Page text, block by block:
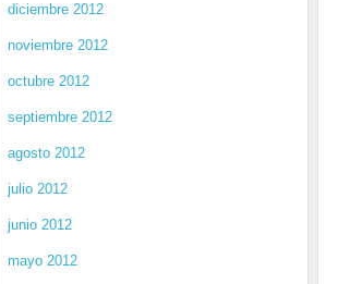
diciembre 2012
noviembre 2012
octubre 2012
septiembre 2012
agosto 2012
julio 2012
junio 2012
mayo 2012